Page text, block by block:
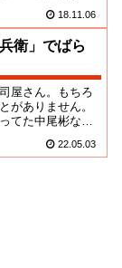
ルコニ... 18.11.06
衛」でばら
屋さん。もちろ
がありません。
てた中尾彬なら
先も訪... 22.05.03